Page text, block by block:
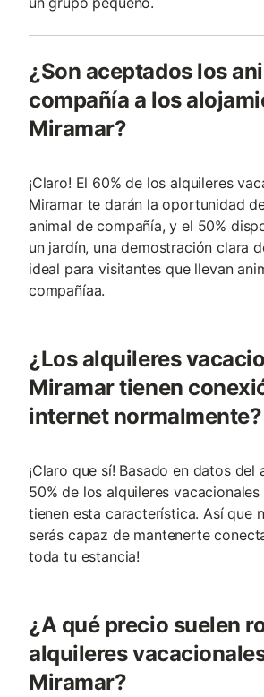
¿Son aceptados los
compañía a los
Miramar?
¡Claro! El 60% de los alquileres
Miramar te darán la oportunidad
animal de compañía, y el 50%
un jardín, una demostración clara
ideal para visitantes que llevan
compañía­a.
¿Los alquileres
Miramar tienen
internet normalmente?
¡Claro que sí! Basado en datos del
50% de los alquileres
tienen esta característica. Así que
serás capaz de mantenerte
toda tu estancia!
¿A qué precio suelen
alquileres
Miramar?